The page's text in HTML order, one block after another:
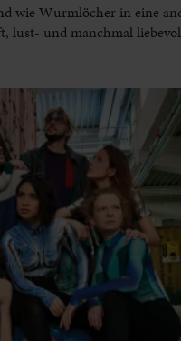
wie Wurmlöcher in eine
lust- und manchmal